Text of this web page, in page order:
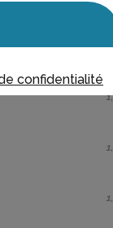
confidentialité